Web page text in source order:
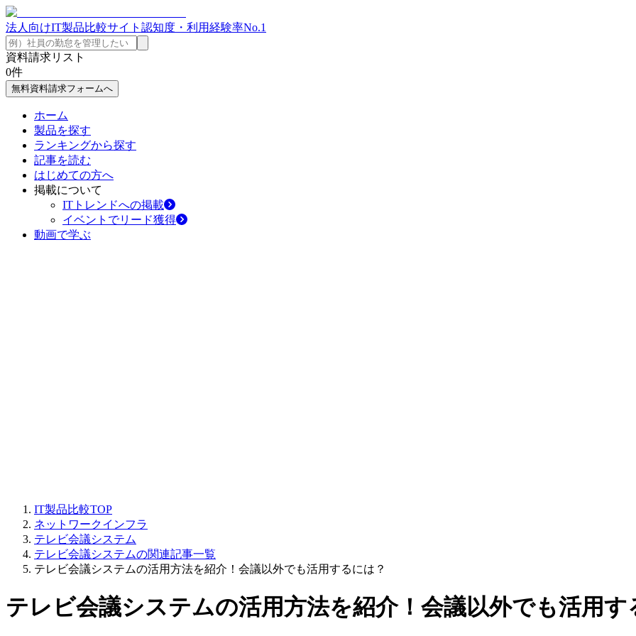
法人向けIT製品比較サイト 認知度・利用経験率No.1
資料請求リスト
0件
無料資料請求フォームへ
ホーム
製品を探す
ランキングから探す
記事を読む
はじめての方へ
掲載について
ITトレンドへの掲載
イベントでリード獲得
動画で学ぶ
IT製品比較TOP
ネットワークインフラ
テレビ会議システム
テレビ会議システムの関連記事一覧
テレビ会議システムの活用方法を紹介！会議以外でも活用するには？
テレビ会議システムの活用方法を紹介！会議以外でも活用す